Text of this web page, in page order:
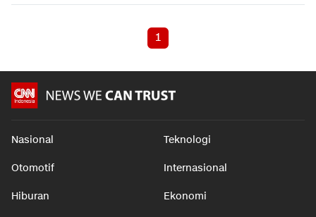
1
Nasional Teknologi
Otomotif Internasional
Hiburan Ekonomi